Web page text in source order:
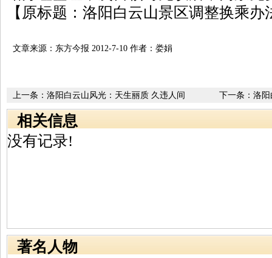
【原标题：洛阳白云山景区调整换乘办
文章来源：东方今报 2012-7-10 作者：娄娟
下一条： 洛阳
上一条： 洛阳白云山风光：天生丽质 久违人间
相关信息
没有记录!
著名人物